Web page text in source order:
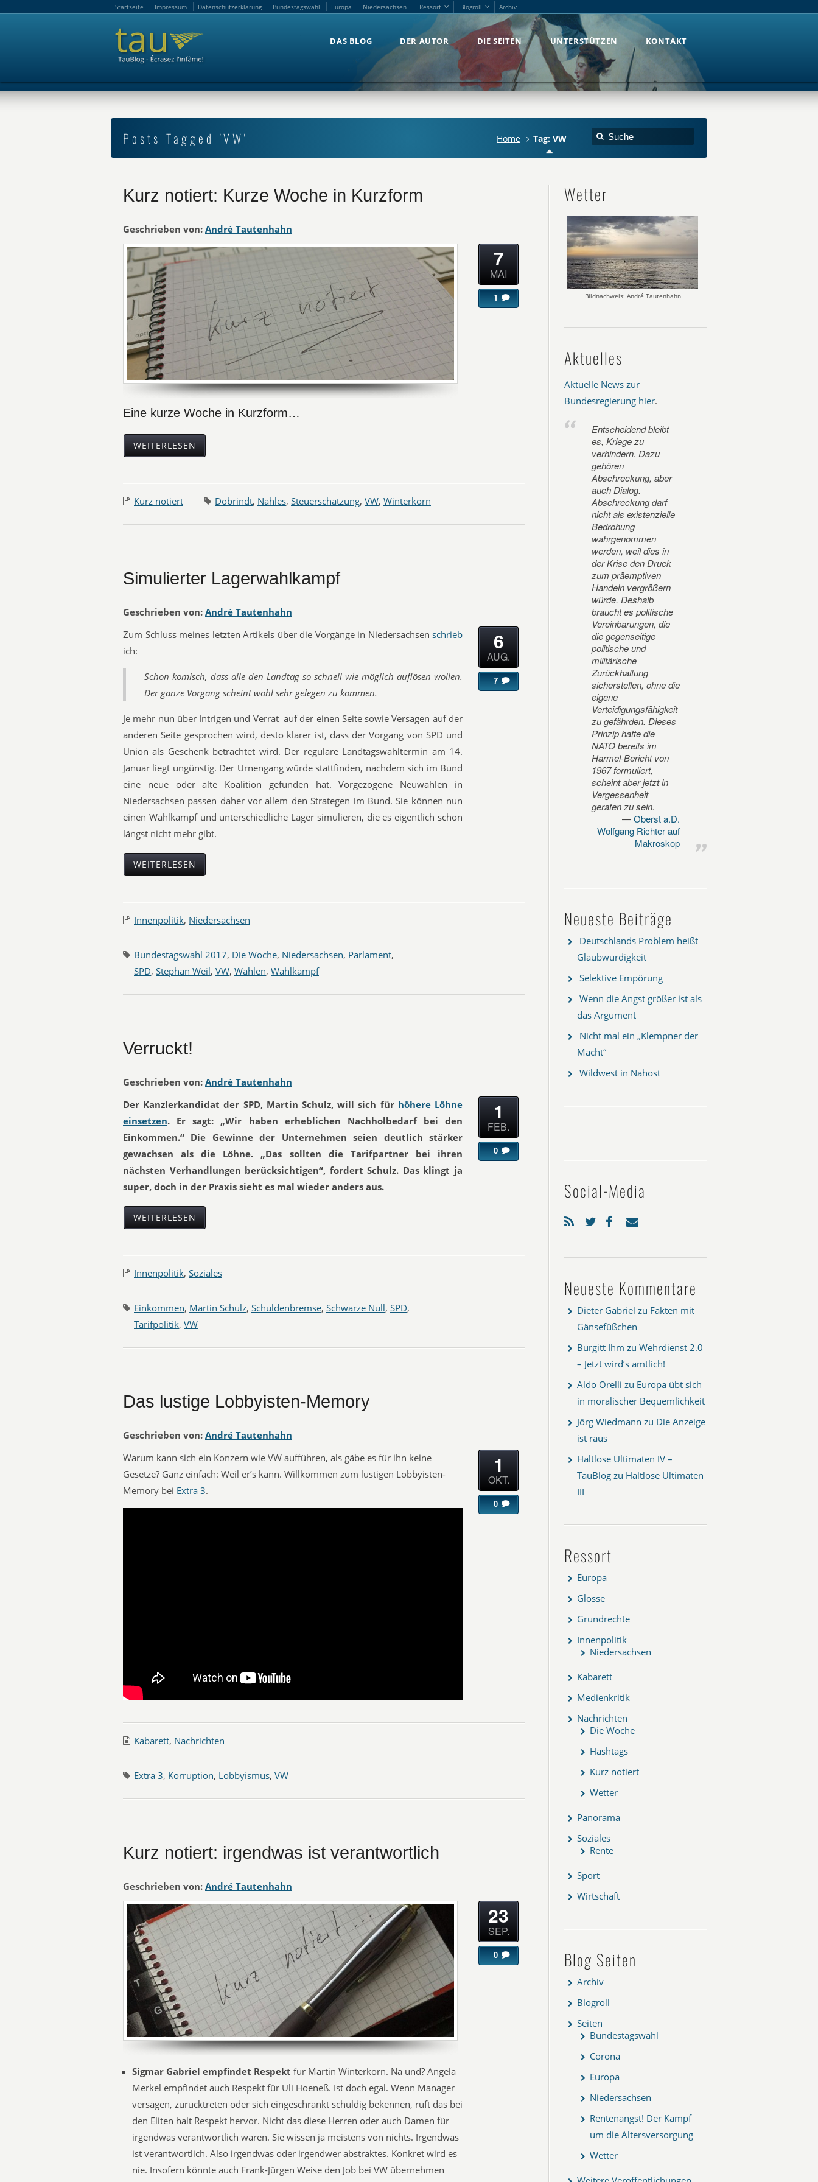
Startseite Impressum Datenschutzerklärung Bundestagswahl Europa Niedersachsen Ressort Blogroll Archiv
DAS BLOG DER AUTOR DIE SEITEN UNTERSTÜTZEN KONTAKT
Posts Tagged 'VW' Home Tag: VW
Kurz notiert: Kurze Woche in Kurzform
Geschrieben von: André Tautenhahn
Eine kurze Woche in Kurzform…
WEITERLESEN
7
MAI
1
Kurz notiert Dobrindt, Nahles, Steuerschätzung, VW, Winterkorn
Simulierter Lagerwahlkampf
Geschrieben von: André Tautenhahn
Zum Schluss meines letzten Artikels über die Vorgänge in Niedersachsen schrieb
ich:
Schon komisch, dass alle den Landtag so schnell wie möglich auflösen wollen.
Der ganze Vorgang scheint wohl sehr gelegen zu kommen.
Je mehr nun über Intrigen und Verrat auf der einen Seite sowie Versagen auf der
anderen Seite gesprochen wird, desto klarer ist, dass der Vorgang von SPD und
Union als Geschenk betrachtet wird. Der reguläre Landtagswahltermin am 14.
Januar liegt ungünstig. Der Urnengang würde stattfinden, nachdem sich im Bund
eine neue oder alte Koalition gefunden hat. Vorgezogene Neuwahlen in
Niedersachsen passen daher vor allem den Strategen im Bund. Sie können nun
einen Wahlkampf und unterschiedliche Lager simulieren, die es eigentlich schon
längst nicht mehr gibt.
WEITERLESEN
6
AUG.
7
Innenpolitik, Niedersachsen
Bundestagswahl 2017, Die Woche, Niedersachsen, Parlament,
SPD, Stephan Weil, VW, Wahlen, Wahlkampf
Verruckt!
Geschrieben von: André Tautenhahn
Der Kanzlerkandidat der SPD, Martin Schulz, will sich für höhere Löhne
einsetzen. Er sagt: „Wir haben erheblichen Nachholbedarf bei den
Einkommen.“ Die Gewinne der Unternehmen seien deutlich stärker
gewachsen als die Löhne. „Das sollten die Tarifpartner bei ihren
nächsten Verhandlungen berücksichtigen“, fordert Schulz. Das klingt ja
super, doch in der Praxis sieht es mal wieder anders aus.
WEITERLESEN
1
FEB.
0
Innenpolitik, Soziales
Einkommen, Martin Schulz, Schuldenbremse, Schwarze Null, SPD,
Tarifpolitik, VW
Das lustige Lobbyisten-Memory
Geschrieben von: André Tautenhahn
Warum kann sich ein Konzern wie VW aufführen, als gäbe es für ihn keine
Gesetze? Ganz einfach: Weil er’s kann. Willkommen zum lustigen Lobbyisten-
Memory bei Extra 3.
1
OKT.
0
Kabarett, Nachrichten
Extra 3, Korruption, Lobbyismus, VW
Kurz notiert: irgendwas ist verantwortlich
Geschrieben von: André Tautenhahn
Sigmar Gabriel empfindet Respekt für Martin Winterkorn. Na und? Angela
Merkel empfindet auch Respekt für Uli Hoeneß. Ist doch egal. Wenn Manager
versagen, zurücktreten oder sich eingeschränkt schuldig bekennen, ruft das bei
den Eliten halt Respekt hervor. Nicht das diese Herren oder auch Damen für
irgendwas verantwortlich wären. Sie wissen ja meistens von nichts. Irgendwas
ist verantwortlich. Also irgendwas oder irgendwer abstraktes. Konkret wird es
nie. Insofern könnte auch Frank-Jürgen Weise den Job bei VW übernehmen
23
SEP.
0
Wetter
Bildnachweis: André Tautenhahn
Aktuelles
Aktuelle News zur
Bundesregierung hier.
Entscheidend bleibt
es, Kriege zu
verhindern. Dazu
gehören
Abschreckung, aber
auch Dialog.
Abschreckung darf
nicht als existenzielle
Bedrohung
wahrgenommen
werden, weil dies in
der Krise den Druck
zum präemptiven
Handeln vergrößern
würde. Deshalb
braucht es politische
Vereinbarungen, die
die gegenseitige
politische und
militärische
Zurückhaltung
sicherstellen, ohne die
eigene
Verteidigungsfähigkeit
zu gefährden. Dieses
Prinzip hatte die
NATO bereits im
Harmel-Bericht von
1967 formuliert,
scheint aber jetzt in
Vergessenheit
geraten zu sein.
Oberst a.D.
Wolfgang Richter auf
Makroskop
Neueste Beiträge
Deutschlands Problem heißt
Glaubwürdigkeit
Selektive Empörung
Wenn die Angst größer ist als
das Argument
Nicht mal ein „Klempner der
Macht“
Wildwest in Nahost
Social-Media
Neueste Kommentare
Dieter Gabriel zu Fakten mit
Gänsefüßchen
Burgitt Ihm zu Wehrdienst 2.0
– Jetzt wird’s amtlich!
Aldo Orelli zu Europa übt sich
in moralischer Bequemlichkeit
Jörg Wiedmann zu Die Anzeige
ist raus
Haltlose Ultimaten IV –
TauBlog zu Haltlose Ultimaten
III
Ressort
Europa
Glosse
Grundrechte
Innenpolitik
Niedersachsen
Kabarett
Medienkritik
Nachrichten
Die Woche
Hashtags
Kurz notiert
Wetter
Panorama
Soziales
Rente
Sport
Wirtschaft
Blog Seiten
Archiv
Blogroll
Seiten
Bundestagswahl
Corona
Europa
Niedersachsen
Rentenangst! Der Kampf
um die Altersversorgung
Wetter
Startseite Impressum Datenschutzerklärung Bundestagswahl Europa Niedersachsen Ressort Blogroll Archiv
DAS BLOG DER AUTOR DIE SEITEN UNTERSTÜTZEN KONTAKT